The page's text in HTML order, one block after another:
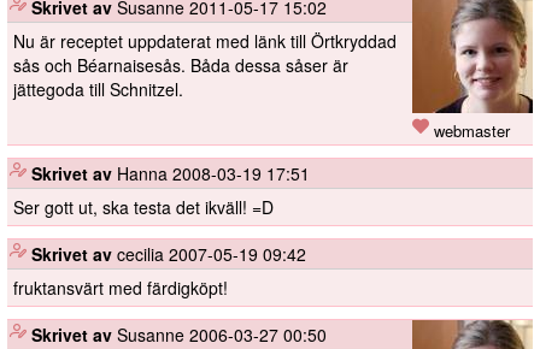
webmaster
Skrivet av Susanne 2011-05-17 15:02
Nu är receptet uppdaterat med länk till Örtkryddad
sås och Béarnaisesås. Båda dessa såser är
jättegoda till Schnitzel.
Skrivet av Hanna 2008-03-19 17:51
Ser gott ut, ska testa det ikväll! =D
Skrivet av cecilia 2007-05-19 09:42
fruktansvärt med färdigköpt!
Skrivet av Susanne 2006-03-27 00:50